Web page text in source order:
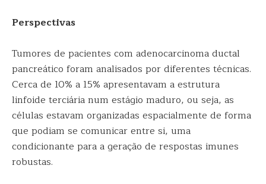
Perspectivas
Tumores de pacientes com adenocarcinoma ductal
pancreático foram analisados por diferentes técnicas.
Cerca de 10% a 15% apresentavam a estrutura
linfoide terciária num estágio maduro, ou seja, as
células estavam organizadas espacialmente de forma
que podiam se comunicar entre si, uma
condicionante para a geração de respostas imunes
robustas.